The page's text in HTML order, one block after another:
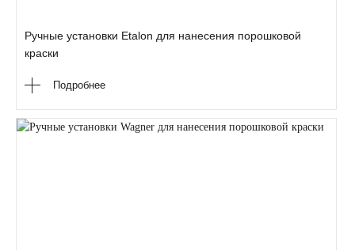
Ручные установки Etalon для нанесения порошковой
краски
Подробнее